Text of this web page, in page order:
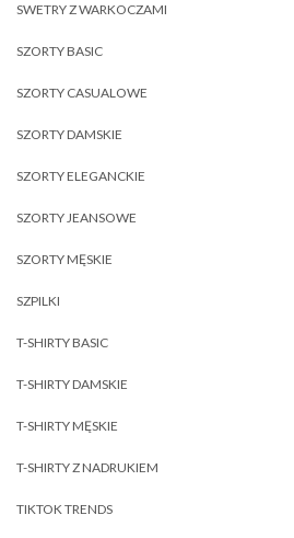
SWETRY Z WARKOCZAMI
SZORTY BASIC
SZORTY CASUALOWE
SZORTY DAMSKIE
SZORTY ELEGANCKIE
SZORTY JEANSOWE
SZORTY MĘSKIE
SZPILKI
T-SHIRTY BASIC
T-SHIRTY DAMSKIE
T-SHIRTY MĘSKIE
T-SHIRTY Z NADRUKIEM
TIKTOK TRENDS